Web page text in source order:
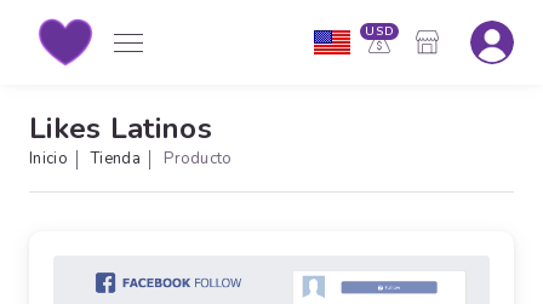
USD
Likes Latinos
Inicio Tienda Producto